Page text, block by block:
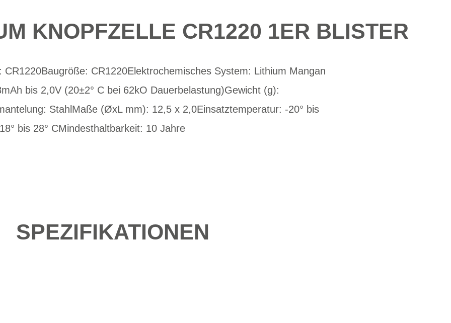
KNOPFZELLE CR1220 1ER BLISTER
CR1220Elektrochemisches System: Lithium Mangan
bis 2,0V (20±2° C bei 62kO Dauerbelastung)Gewicht (g):
StahlMaße (ØxL mm): 12,5 x 2,0Einsatztemperatur: -20° bis
bis 28° CMindesthaltbarkeit: 10 Jahre
SPEZIFIKATIONEN